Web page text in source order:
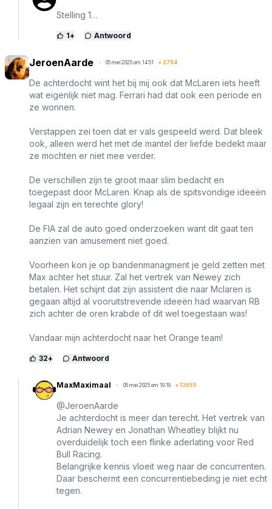
Stelling 1…
1+ Antwoord
JeroenAarde 05 mei 2025 om 14:51 + 2754
De achterdocht wint het bij mij ook dat McLaren iets heeft
wat eigenlijk niet mag. Ferrari had dat ook een periode en
ze wonnen.
Verstappen zei toen dat er vals gespeeld werd. Dat bleek
ook, alleen werd het met de mantel der liefde bedekt maar
ze mochten er niet mee verder.
De verschillen zijn te groot maar slim bedacht en
toegepast door McLaren. Knap als de spitsvondige ideeën
legaal zijn en terechte glory!
De FIA zal de auto goed onderzoeken want dit gaat ten
aanzien van amusement niet goed.
Voorheen kon je op bandenmanagment je geld zetten met
Max achter het stuur. Zal het vertrek van Newey zich
betalen. Het schijnt dat zijn assistent die naar Mclaren is
gegaan altijd al vooruitstrevende ideeën had waarvan RB
zich achter de oren krabde of dit wel toegestaan was!
Vandaar mijn achterdocht naar het Orange team!
32+ Antwoord
MaxMaximaal 05 mei 2025 om 19:19 + 13955
@JeroenAarde
Je achterdocht is meer dan terecht. Het vertrek van
Adrian Newey en Jonathan Wheatley blijkt nu
overduidelijk toch een flinke aderlating voor Red
Bull Racing.
Belangrijke kennis vloeit weg naar de concurrenten.
Daar beschermt een concurrentiebeding je niet echt
tegen.